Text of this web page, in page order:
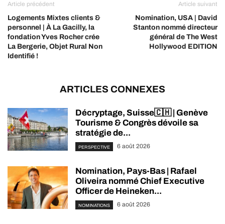
Article précédent
Logements Mixtes clients &
personnel | À La Gacilly, la
fondation Yves Rocher crée
La Bergerie, Objet Rural Non
Identifié !
Article suivant
Nomination, USA | David
Stanton nommé directeur
général de The West
Hollywood EDITION
ARTICLES CONNEXES
Décryptage, Suisse🇨🇭 | Genève
Tourisme & Congrès dévoile sa
stratégie de...
PERSPECTIVE 6 août 2026
Nomination, Pays-Bas | Rafael
Oliveira nommé Chief Executive
Officer de Heineken...
NOMINATIONS 6 août 2026